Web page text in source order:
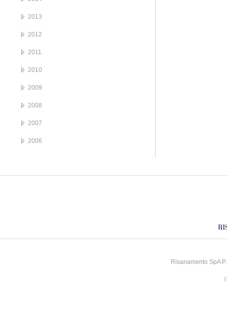
2013
2012
2011
2010
2009
2008
2007
2006
Risanamento SpA